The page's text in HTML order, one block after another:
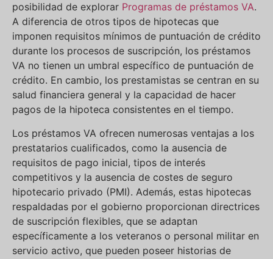
posibilidad de explorar Programas de préstamos VA.
A diferencia de otros tipos de hipotecas que
imponen requisitos mínimos de puntuación de crédito
durante los procesos de suscripción, los préstamos
VA no tienen un umbral específico de puntuación de
crédito. En cambio, los prestamistas se centran en su
salud financiera general y la capacidad de hacer
pagos de la hipoteca consistentes en el tiempo.
Los préstamos VA ofrecen numerosas ventajas a los
prestatarios cualificados, como la ausencia de
requisitos de pago inicial, tipos de interés
competitivos y la ausencia de costes de seguro
hipotecario privado (PMI). Además, estas hipotecas
respaldadas por el gobierno proporcionan directrices
de suscripción flexibles, que se adaptan
específicamente a los veteranos o personal militar en
servicio activo, que pueden poseer historias de